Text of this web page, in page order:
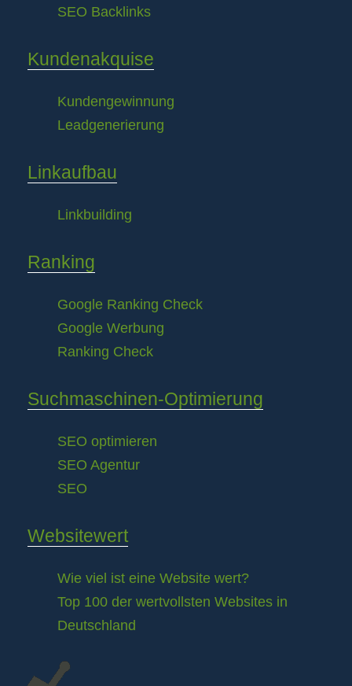
SEO Backlinks
Kundenakquise
Kundengewinnung
Leadgenerierung
Linkaufbau
Linkbuilding
Ranking
Google Ranking Check
Google Werbung
Ranking Check
Suchmaschinen-Optimierung
SEO optimieren
SEO Agentur
SEO
Websitewert
Wie viel ist eine Website wert?
Top 100 der wertvollsten Websites in
Deutschland